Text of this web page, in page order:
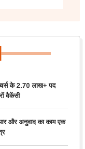
के 2.70 लाख+ पद
वैकेंसी
और अनुवाद का काम एक